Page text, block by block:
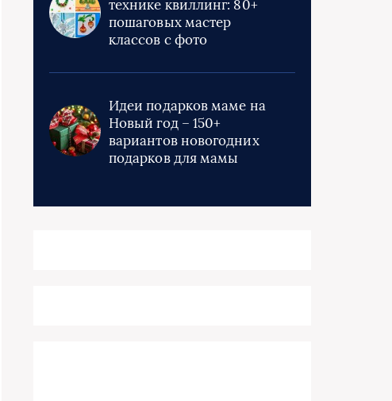
технике квиллинг: 80+
пошаговых мастер
классов с фото
Идеи подарков маме на
Новый год – 150+
вариантов новогодних
подарков для мамы